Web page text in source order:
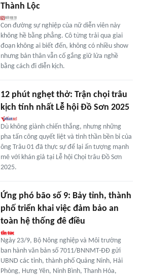
Thành Lộc
Con đường sự nghiệp của nữ diễn viên này
không hề bằng phẳng. Cô từng trải qua giai
đoạn không ai biết đến, không có nhiều show
nhưng bản thân vẫn cố gắng giữ lửa nghề
bằng cách đi diễn kịch.
12 phút nghẹt thở: Trận chọi trâu
kịch tính nhất Lễ hội Đồ Sơn 2025
Dù không giành chiến thắng, nhưng những
pha tấn công quyết liệt và tinh thần bền bỉ của
ông Trâu 01 đã thực sự để lại ấn tượng mạnh
mẽ với khán giả tại Lễ hội Chọi trâu Đồ Sơn
2025.
Ứng phó bão số 9: Bảy tỉnh, thành
phố triển khai việc đảm bảo an
toàn hệ thống đê điều
Ngày 23/9, Bộ Nông nghiệp và Môi trường
ban hành văn bản số 7011/BNNMT-ĐĐ gửi
UBND các tỉnh, thành phố Quảng Ninh, Hải
Phòng, Hưng Yên, Ninh Bình, Thanh Hóa,